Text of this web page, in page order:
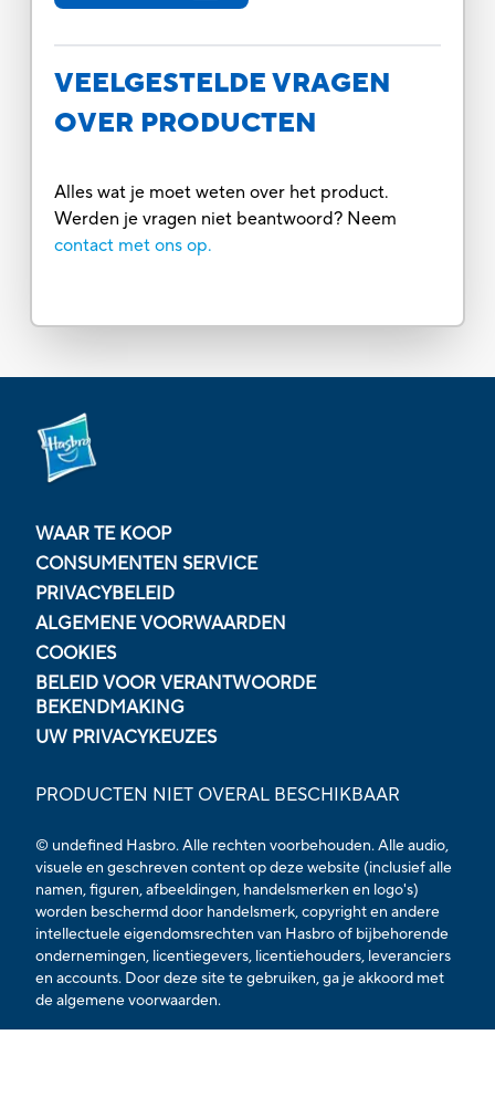
VEELGESTELDE VRAGEN
OVER PRODUCTEN
Alles wat je moet weten over het product.
Werden je vragen niet beantwoord? Neem
contact met ons op.
WAAR TE KOOP
CONSUMENTEN SERVICE
PRIVACYBELEID
ALGEMENE VOORWAARDEN
COOKIES
BELEID VOOR VERANTWOORDE
BEKENDMAKING
UW PRIVACYKEUZES
PRODUCTEN NIET OVERAL BESCHIKBAAR
© undefined Hasbro. Alle rechten voorbehouden. Alle audio,
visuele en geschreven content op deze website (inclusief alle
namen, figuren, afbeeldingen, handelsmerken en logo's)
worden beschermd door handelsmerk, copyright en andere
intellectuele eigendomsrechten van Hasbro of bijbehorende
ondernemingen, licentiegevers, licentiehouders, leveranciers
en accounts. Door deze site te gebruiken, ga je akkoord met
dealgemene voorwaarden.